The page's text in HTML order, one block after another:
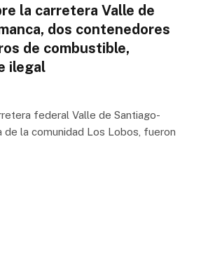
la carretera Valle de
dos contenedores
de combustible,
ilegal
federal Valle de Santiago-
de la comunidad Los Lobos, fueron